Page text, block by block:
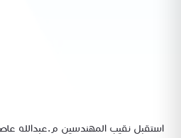
استقبل نقيب المهندسين م.عبدالله